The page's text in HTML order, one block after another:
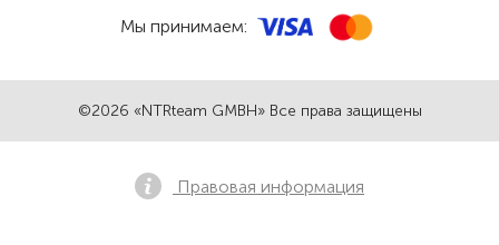
©2026 «NTRteam GMBH» Все права защищены
Мы принимаем:
Правовая информация